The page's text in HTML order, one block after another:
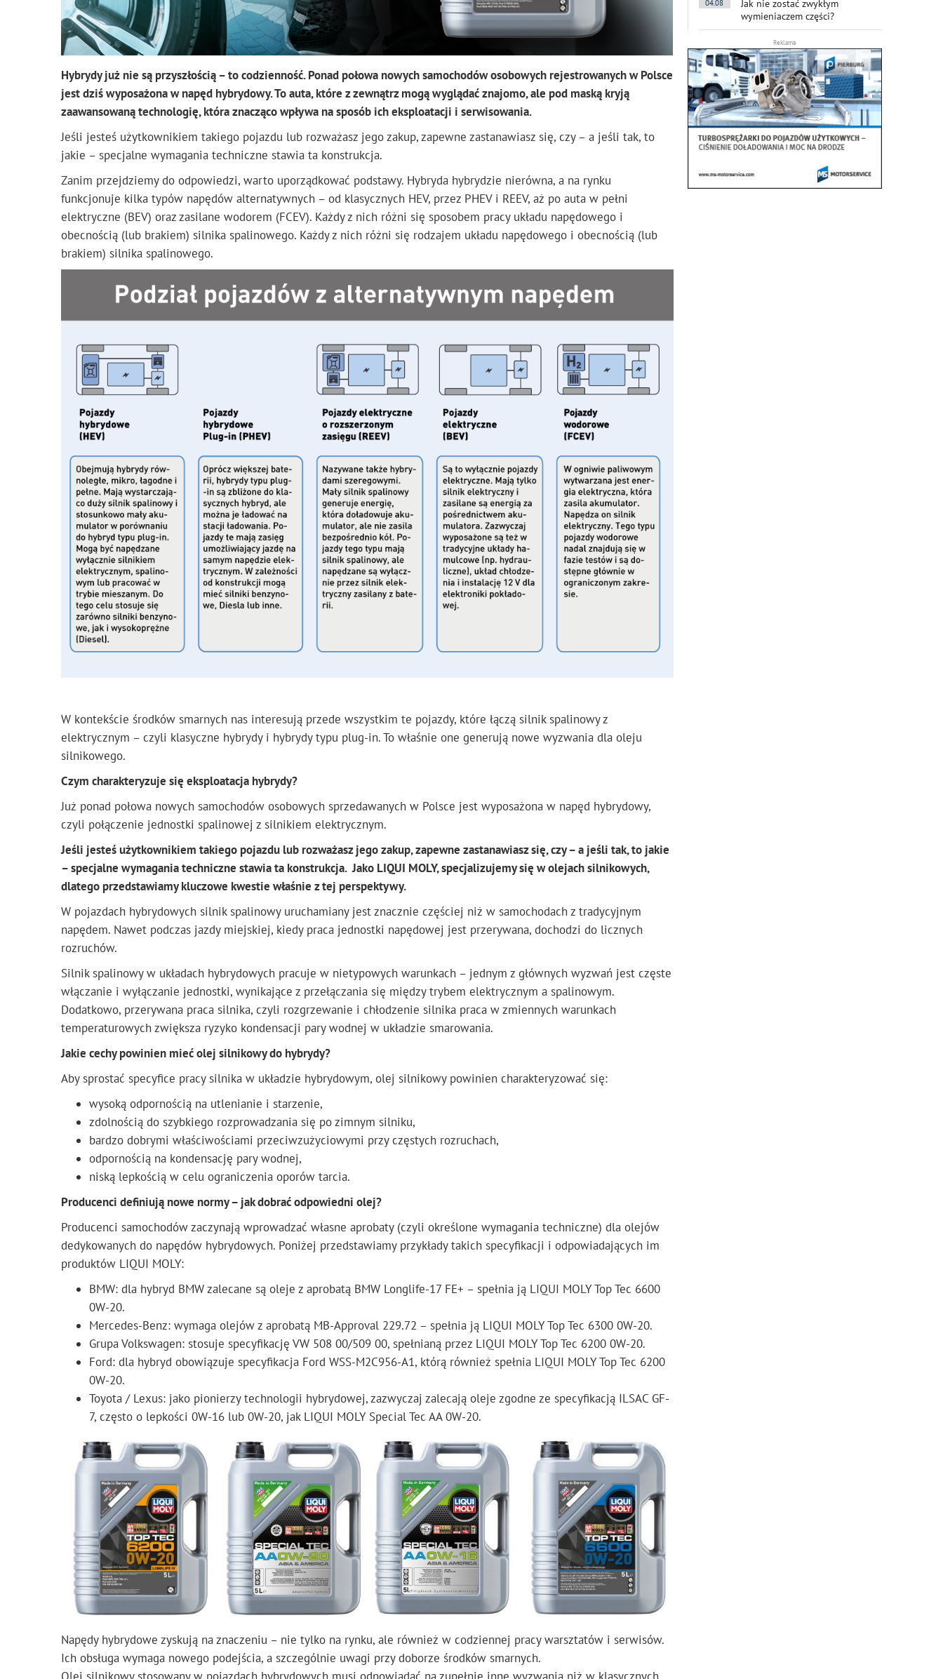
Hybrydy już nie są przyszłością – to codzienność. Ponad połowa nowych samochodów osobowych rejestrowanych w Polsce
jest dziś wyposażona w napęd hybrydowy. To auta, które z zewnątrz mogą wyglądać znajomo, ale pod maską kryją
zaawansowaną technologię, która znacząco wpływa na sposób ich eksploatacji i serwisowania.
Jeśli jesteś użytkownikiem takiego pojazdu lub rozważasz jego zakup, zapewne zastanawiasz się, czy – a jeśli tak, to
jakie – specjalne wymagania techniczne stawia ta konstrukcja.
Zanim przejdziemy do odpowiedzi, warto uporządkować podstawy. Hybryda hybrydzie nierówna, a na rynku
funkcjonuje kilka typów napędów alternatywnych – od klasycznych HEV, przez PHEV i REEV, aż po auta w pełni
elektryczne (BEV) oraz zasilane wodorem (FCEV). Każdy z nich różni się sposobem pracy układu napędowego i
obecnością (lub brakiem) silnika spalinowego. Każdy z nich różni się rodzajem układu napędowego i obecnością (lub
brakiem) silnika spalinowego.
W kontekście środków smarnych nas interesują przede wszystkim te pojazdy, które łączą silnik spalinowy z
elektrycznym – czyli klasyczne hybrydy i hybrydy typu plug-in. To właśnie one generują nowe wyzwania dla oleju
silnikowego.
Czym charakteryzuje się eksploatacja hybrydy?
Już ponad połowa nowych samochodów osobowych sprzedawanych w Polsce jest wyposażona w napęd hybrydowy,
czyli połączenie jednostki spalinowej z silnikiem elektrycznym.
Jeśli jesteś użytkownikiem takiego pojazdu lub rozważasz jego zakup, zapewne zastanawiasz się, czy – a jeśli tak, to jakie
– specjalne wymagania techniczne stawia ta konstrukcja. Jako LIQUI MOLY, specjalizujemy się w olejach silnikowych,
dlatego przedstawiamy kluczowe kwestie właśnie z tej perspektywy.
W pojazdach hybrydowych silnik spalinowy uruchamiany jest znacznie częściej niż w samochodach z tradycyjnym
napędem. Nawet podczas jazdy miejskiej, kiedy praca jednostki napędowej jest przerywana, dochodzi do licznych
rozruchów.
Silnik spalinowy w układach hybrydowych pracuje w nietypowych warunkach – jednym z głównych wyzwań jest częste
włączanie i wyłączanie jednostki, wynikające z przełączania się między trybem elektrycznym a spalinowym.
Dodatkowo, przerywana praca silnika, czyli rozgrzewanie i chłodzenie silnika praca w zmiennych warunkach
temperaturowych zwiększa ryzyko kondensacji pary wodnej w układzie smarowania.
Jakie cechy powinien mieć olej silnikowy do hybrydy?
Aby sprostać specyfice pracy silnika w układzie hybrydowym, olej silnikowy powinien charakteryzować się:
wysoką odpornością na utlenianie i starzenie,
zdolnością do szybkiego rozprowadzania się po zimnym silniku,
bardzo dobrymi właściwościami przeciwzużyciowymi przy częstych rozruchach,
odpornością na kondensację pary wodnej,
niską lepkością w celu ograniczenia oporów tarcia.
Producenci definiują nowe normy – jak dobrać odpowiedni olej?
Producenci samochodów zaczynają wprowadzać własne aprobaty (czyli określone wymagania techniczne) dla olejów
dedykowanych do napędów hybrydowych. Poniżej przedstawiamy przykłady takich specyfikacji i odpowiadających im
produktów LIQUI MOLY:
BMW: dla hybryd BMW zalecane są oleje z aprobatą BMW Longlife-17 FE+ – spełnia ją LIQUI MOLY Top Tec 6600
0W-20.
Mercedes-Benz: wymaga olejów z aprobatą MB-Approval 229.72 – spełnia ją LIQUI MOLY Top Tec 6300 0W-20.
Grupa Volkswagen: stosuje specyfikację VW 508 00/509 00, spełnianą przez LIQUI MOLY Top Tec 6200 0W-20.
Ford: dla hybryd obowiązuje specyfikacja Ford WSS-M2C956-A1, którą również spełnia LIQUI MOLY Top Tec 6200
0W-20.
Toyota / Lexus: jako pionierzy technologii hybrydowej, zazwyczaj zalecają oleje zgodne ze specyfikacją ILSAC GF-
7, często o lepkości 0W-16 lub 0W-20, jak LIQUI MOLY Special Tec AA 0W-20.
Napędy hybrydowe zyskują na znaczeniu – nie tylko na rynku, ale również w codziennej pracy warsztatów i serwisów.
Ich obsługa wymaga nowego podejścia, a szczególnie uwagi przy doborze środków smarnych.
04.08
Jak nie zostać zwykłym
wymieniaczem części?
Reklama